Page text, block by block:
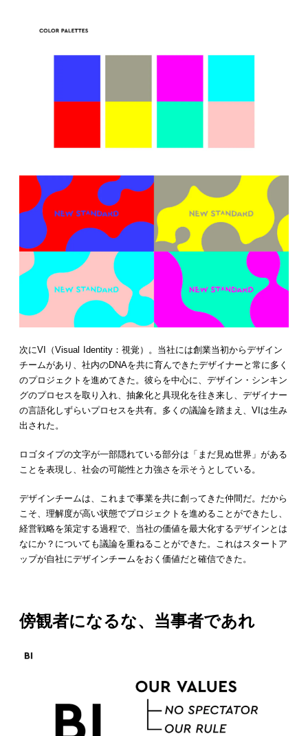
次にVI（Visual Identity：視覚）。当社には創業当初からデザイン
チームがあり、社内のDNAを共に育んできたデザイナーと常に多く
のプロジェクトを進めてきた。彼らを中心に、デザイン・シンキン
グのプロセスを取り入れ、抽象化と具現化を往き来し、デザイナー
の言語化しずらいプロセスを共有。多くの議論を踏まえ、VIは生み
出された。
ロゴタイプの文字が一部隠れている部分は「まだ見ぬ世界」がある
ことを表現し、社会の可能性と力強さを示そうとしている。
デザインチームは、これまで事業を共に創ってきた仲間だ。だから
こそ、理解度が高い状態でプロジェクトを進めることができたし、
経営戦略を策定する過程で、当社の価値を最大化するデザインとは
なにか？についても議論を重ねることができた。これはスタートア
ップが自社にデザインチームをおく価値だと確信できた。
傍観者になるな、当事者であれ